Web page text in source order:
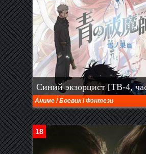
Синий экзорцист [ТВ-4,
Аниме /Боевик/Фэнтези
18